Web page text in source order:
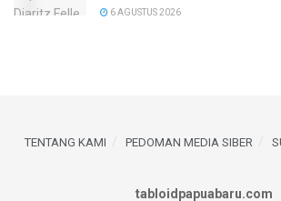
6 AGUSTUS 2026
TENTANG KAMI PEDOMAN MEDIA SIBER
tabloidpapuabaru.com